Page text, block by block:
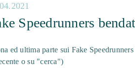
Speedrunners
ed ultima parte sui Fake
o su "cerca")